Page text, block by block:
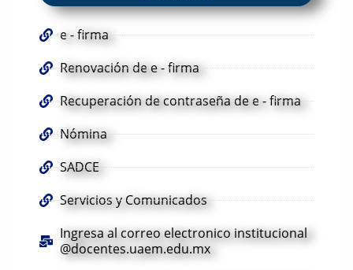
e - firma
Renovación de e - firma
Recuperación de contraseña de e - firma
Nómina
SADCE
Servicios y Comunicados
Ingresa al correo electronico institucional
@docentes.uaem.edu.mx